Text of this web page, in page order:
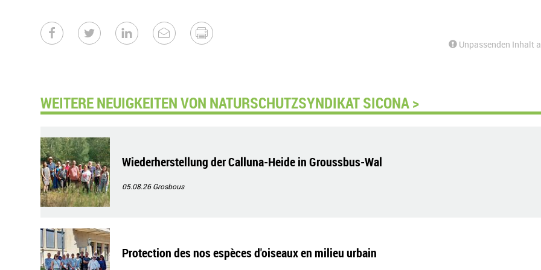
Unpassenden Inhalt
WEITERE NEUIGKEITEN VON NATURSCHUTZSYNDIKAT SICONA >
Wiederherstellung der Calluna-Heide in Groussbus-Wal
05.08.26Grosbous
Protection des nos espèces d'oiseaux en milieu urbain